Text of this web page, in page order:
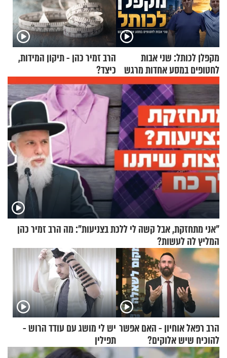
מקפלן לכותל: שני אבות
לחטופים במסע אחדות מרגש
הרב זמיר כהן - תיקון המידות,
כיצד?
"אני מתחזקת, אבל קשה לי ללכת בצניעות": מה הרב זמיר כהן
המליץ לה לעשות?
הרב רפאל אוחיון - האם אפשר
להוכיח שיש אלוקים?
יש לי מושג עם עודד הרוש -
תפילין